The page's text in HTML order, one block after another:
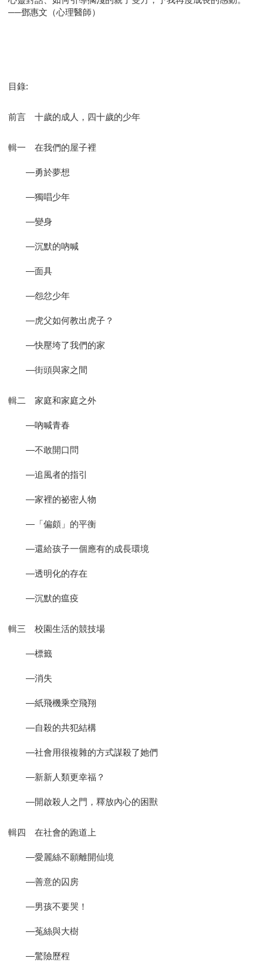
──鄧惠文（心理醫師）
目錄:
前言 十歲的成人，四十歲的少年
輯一 在我們的屋子裡
—勇於夢想
—獨唱少年
—變身
—沉默的吶喊
—面具
—怨忿少年
—虎父如何教出虎子？
—快壓垮了我們的家
—街頭與家之間
輯二 家庭和家庭之外
—吶喊青春
—不敢開口問
—追風者的指引
—家裡的祕密人物
—「偏頗」的平衡
—還給孩子一個應有的成長環境
—透明化的存在
—沉默的瘟疫
輯三 校園生活的競技場
—標籤
—消失
—紙飛機乘空飛翔
—自殺的共犯結構
—社會用很複雜的方式謀殺了她們
—新新人類更幸福？
—開啟殺人之門，釋放內心的困獸
輯四 在社會的跑道上
—愛麗絲不願離開仙境
—善意的囚房
—男孩不要哭！
—菟絲與大樹
—驚險歷程